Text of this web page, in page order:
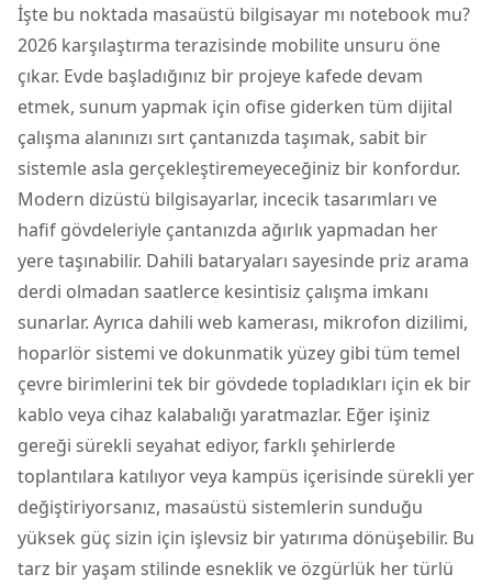
İşte bu noktada masaüstü bilgisayar mı notebook mu?
2026 karşılaştırma terazisinde mobilite unsuru öne
çıkar. Evde başladığınız bir projeye kafede devam
etmek, sunum yapmak için ofise giderken tüm dijital
çalışma alanınızı sırt çantanızda taşımak, sabit bir
sistemle asla gerçekleştiremeyeceğiniz bir konfordur.
Modern dizüstü bilgisayarlar, incecik tasarımları ve
hafif gövdeleriyle çantanızda ağırlık yapmadan her
yere taşınabilir. Dahili bataryaları sayesinde priz arama
derdi olmadan saatlerce kesintisiz çalışma imkanı
sunarlar. Ayrıca dahili web kamerası, mikrofon dizilimi,
hoparlör sistemi ve dokunmatik yüzey gibi tüm temel
çevre birimlerini tek bir gövdede topladıkları için ek bir
kablo veya cihaz kalabalığı yaratmazlar. Eğer işiniz
gereği sürekli seyahat ediyor, farklı şehirlerde
toplantılara katılıyor veya kampüs içerisinde sürekli yer
değiştiriyorsanız, masaüstü sistemlerin sunduğu
yüksek güç sizin için işlevsiz bir yatırıma dönüşebilir. Bu
tarz bir yaşam stilinde esneklik ve özgürlük her türlü